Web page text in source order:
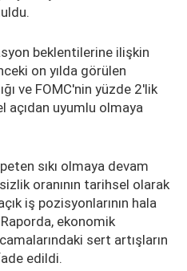
beklentilerine ilişkin
on yılda görülen
ve FOMC'nin yüzde 2'lik
açıdan uyumlu olmaya
sıkı olmaya devam
oranının tarihsel olarak
iş pozisyonlarının hala
ekonomik
sert artışların
edildi.